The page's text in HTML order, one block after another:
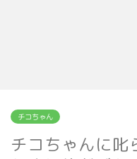
チコちゃん
チコちゃんに叱